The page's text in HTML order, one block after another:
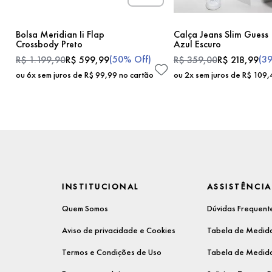
Bolsa Meridian Ii Flap
Crossbody Preto
R$1.199,90R$ 599,99(50% Off)
ou6x sem juros de R$ 99,99 no cartão
Calça Jeans Slim Guess
Azul Escuro
R$359,00R$ 218,99(
ou2x sem juros de R$ 109,
INSTITUCIONAL
Quem Somos
Aviso de privacidade e Cookies
Termos e Condições de Uso
ASSISTÊNCIA
Dúvidas
Tabela de
Tabela de